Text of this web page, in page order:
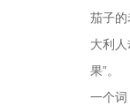
茄子的
大利
果”。
一个词